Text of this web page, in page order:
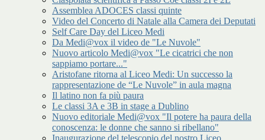
Assemblea ADOCES classi quinte
Video del Concerto di Natale alla Camera dei Deputati
Self Care Day del Liceo Medi
Da Medi@vox il video de "Le Nuvole"
Nuovo articolo Medi@vox "Le cicatrici che non
sappiamo portare..."
Aristofane ritorna al Liceo Medi: Un successo la
rappresentazione de “Le Nuvole” in aula magna
Il latino non fa più paura
Le classi 3A e 3B in stage a Dublino
Nuovo editoriale Medi@vox "Il potere ha paura della
conoscenza: le donne che sanno si ribellano"